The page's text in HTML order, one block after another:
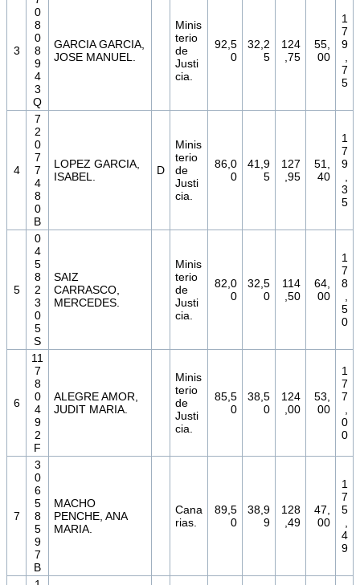
3
0
8
0
8
9
4
3
Q
GARCIA GARCIA,
JOSE MANUEL.
Minis
terio
de
Justi
cia.
92,5
0
32,2
5
124
,75
55,
00
1
7
9
7
5
4
7
2
0
7
7
4
8
0
B
LOPEZ GARCIA,
ISABEL.
D
Minis
terio
de
Justi
cia.
86,0
0
41,9
5
127
,95
51,
40
1
7
9
3
5
5
0
4
5
8
2
3
0
5
S
SAIZ
CARRASCO,
MERCEDES.
Minis
terio
de
Justi
cia.
82,0
0
32,5
0
114
,50
64,
00
1
7
8
5
0
6
11
7
8
0
4
9
2
F
ALEGRE AMOR,
JUDIT MARIA.
Minis
terio
de
Justi
cia.
85,5
0
38,5
0
124
,00
53,
00
1
7
7
0
0
7
3
0
6
5
8
5
9
7
B
MACHO
PENCHE, ANA
MARIA.
Cana
rias.
89,5
0
38,9
9
128
,49
47,
00
1
7
5
4
9